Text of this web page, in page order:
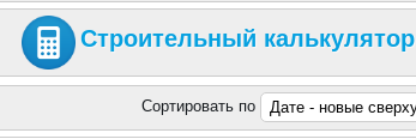
Строительный калькулятор
Сортировать по